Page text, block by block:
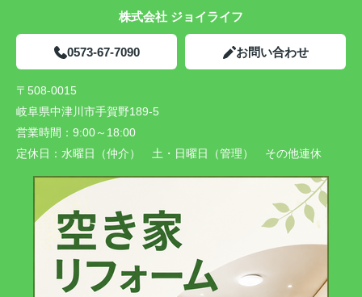
株式会社 ジョイライフ
0573-67-7090 お問い合わせ
〒508-0015
岐阜県中津川市手賀野189-5
営業時間： 9:00～18:00
定休日： 水曜日（仲介） 土・日曜日（管理） その他連休